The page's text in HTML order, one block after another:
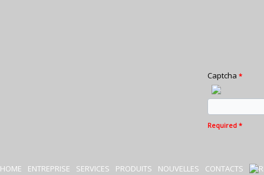
Captcha*
Required *
HOME ENTREPRISE SERVICES PRODUITS NOUVELLES
CONTACTS